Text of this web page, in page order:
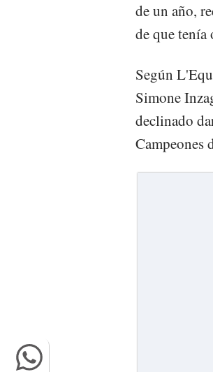
de un año,
de que tenía
Según
Simone
declinado
Campeones